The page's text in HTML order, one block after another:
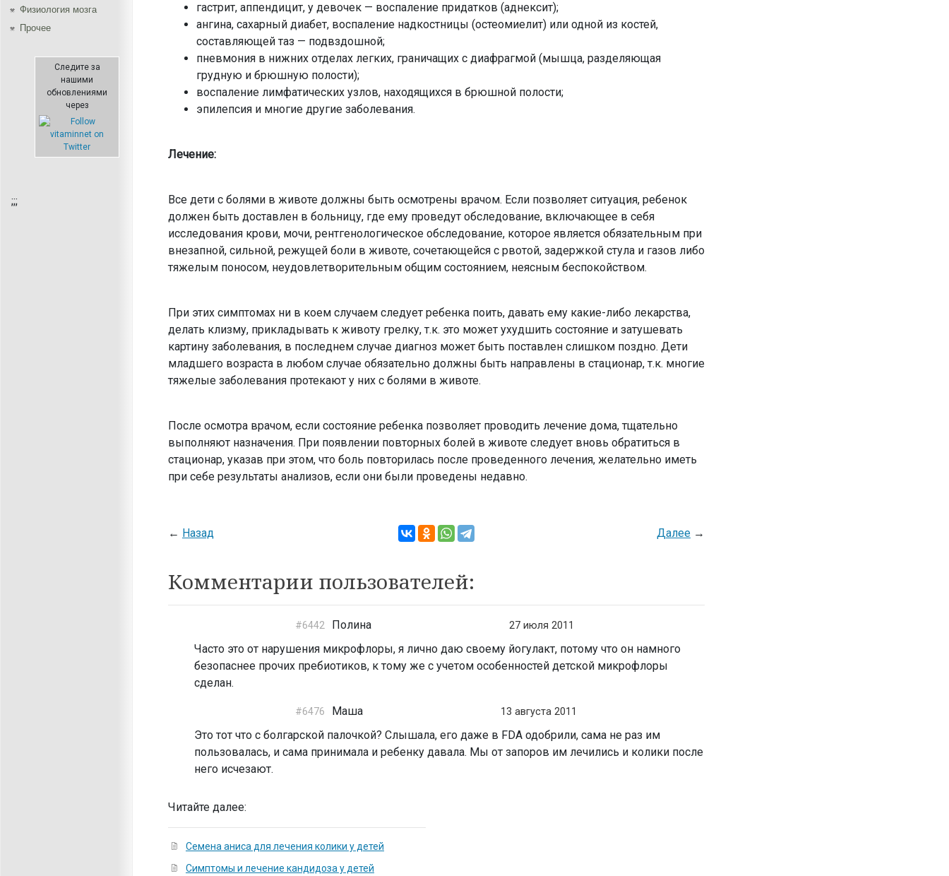
Физиология мозга
Прочее
Следите за
нашими
обновлениями
через
;;;
гастрит, аппендицит, у девочек — воспаление придатков (аднексит);
ангина, сахарный диабет, воспаление надкостницы (остеомиелит) или одной из костей,
составляющей таз — подвздошной;
пневмония в нижних отделах легких, граничащих с диафрагмой (мышца, разделяющая
грудную и брюшную полости);
воспаление лимфатических узлов, находящихся в брюшной полости;
эпилепсия и многие другие заболевания.
Лечение:
Все дети с болями в животе должны быть осмотрены врачом. Если позволяет ситуация, ребенок
должен быть доставлен в больницу, где ему проведут обследование, включающее в себя
исследования крови, мочи, рентгенологическое обследование, которое является обязательным при
внезапной, сильной, режущей боли в животе, сочетающейся с рвотой, задержкой стула и газов либо
тяжелым поносом, неудовлетворительным общим состоянием, неясным беспокойством.
При этих симптомах ни в коем случаем следует ребенка поить, давать ему какие-либо лекарства,
делать клизму, прикладывать к животу грелку, т.к. это может ухудшить состояние и затушевать
картину заболевания, в последнем случае диагноз может быть поставлен слишком поздно. Дети
младшего возраста в любом случае обязательно должны быть направлены в стационар, т.к. многие
тяжелые заболевания протекают у них с болями в животе.
После осмотра врачом, если состояние ребенка позволяет проводить лечение дома, тщательно
выполняют назначения. При появлении повторных болей в животе следует вновь обратиться в
стационар, указав при этом, что боль повторилась после проведенного лечения, желательно иметь
при себе результаты анализов, если они были проведены недавно.
← Назад Далее→
Комментарии пользователей:
#6442 Полина 27 июля 2011
Часто это от нарушения микрофлоры, я лично даю своему йогулакт, потому что он намного
безопаснее прочих пребиотиков, к тому же с учетом особенностей детской микрофлоры
сделан.
#6476 Маша 13 августа 2011
Это тот что с болгарской палочкой? Слышала, его даже в FDA одобрили, сама не раз им
пользовалась, и сама принимала и ребенку давала. Мы от запоров им лечились и колики после
него исчезают.
Читайте далее:
Семена аниса для лечения колики у детей
Симптомы и лечение кандидоза у детей